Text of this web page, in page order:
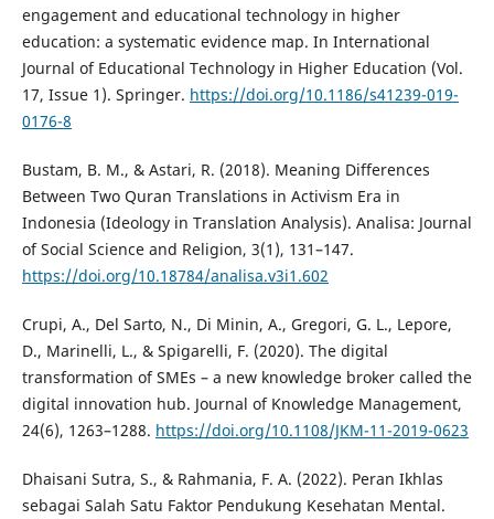
engagement and educational technology in higher
education: a systematic evidence map. In International
Journal of Educational Technology in Higher Education (Vol.
17, Issue 1). Springer. https://doi.org/10.1186/s41239-019-
0176-8
Bustam, B. M., & Astari, R. (2018). Meaning Differences
Between Two Quran Translations in Activism Era in
Indonesia (Ideology in Translation Analysis). Analisa: Journal
of Social Science and Religion, 3(1), 131–147.
https://doi.org/10.18784/analisa.v3i1.602
Crupi, A., Del Sarto, N., Di Minin, A., Gregori, G. L., Lepore,
D., Marinelli, L., & Spigarelli, F. (2020). The digital
transformation of SMEs – a new knowledge broker called the
digital innovation hub. Journal of Knowledge Management,
24(6), 1263–1288. https://doi.org/10.1108/JKM-11-2019-0623
Dhaisani Sutra, S., & Rahmania, F. A. (2022). Peran Ikhlas
sebagai Salah Satu Faktor Pendukung Kesehatan Mental.